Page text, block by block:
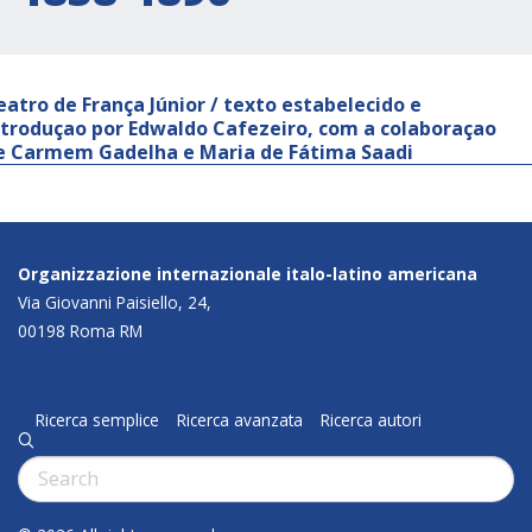
de França Júnior / texto estabelecido e
por Edwaldo Cafezeiro, com a colaboraçao
Carmem Gadelha e Maria de Fátima Saadi
Organizzazione internazionale italo-latino americana
Via Giovanni Paisiello, 24,
00198 Roma RM
Ricerca semplice Ricerca avanzata Ricerca autori
q
Cerca: